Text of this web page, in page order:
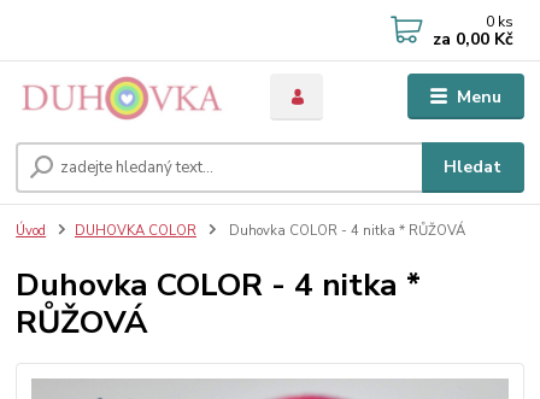
Menu
Hledat
0 ks
za 0,00 Kč
Úvod DUHOVKA COLOR Duhovka COLOR - 4 nitka * RŮŽOVÁ
Duhovka COLOR - 4 nitka *
RŮŽOVÁ